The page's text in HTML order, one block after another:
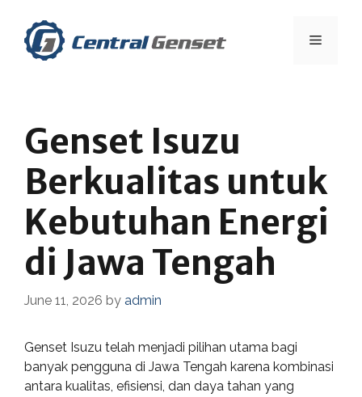
content
Menu
Genset Isuzu
Berkualitas untuk
Kebutuhan Energi
di Jawa Tengah
June 11, 2026 by admin
Genset Isuzu telah menjadi pilihan utama bagi
banyak pengguna di Jawa Tengah karena kombinasi
antara kualitas, efisiensi, dan daya tahan yang